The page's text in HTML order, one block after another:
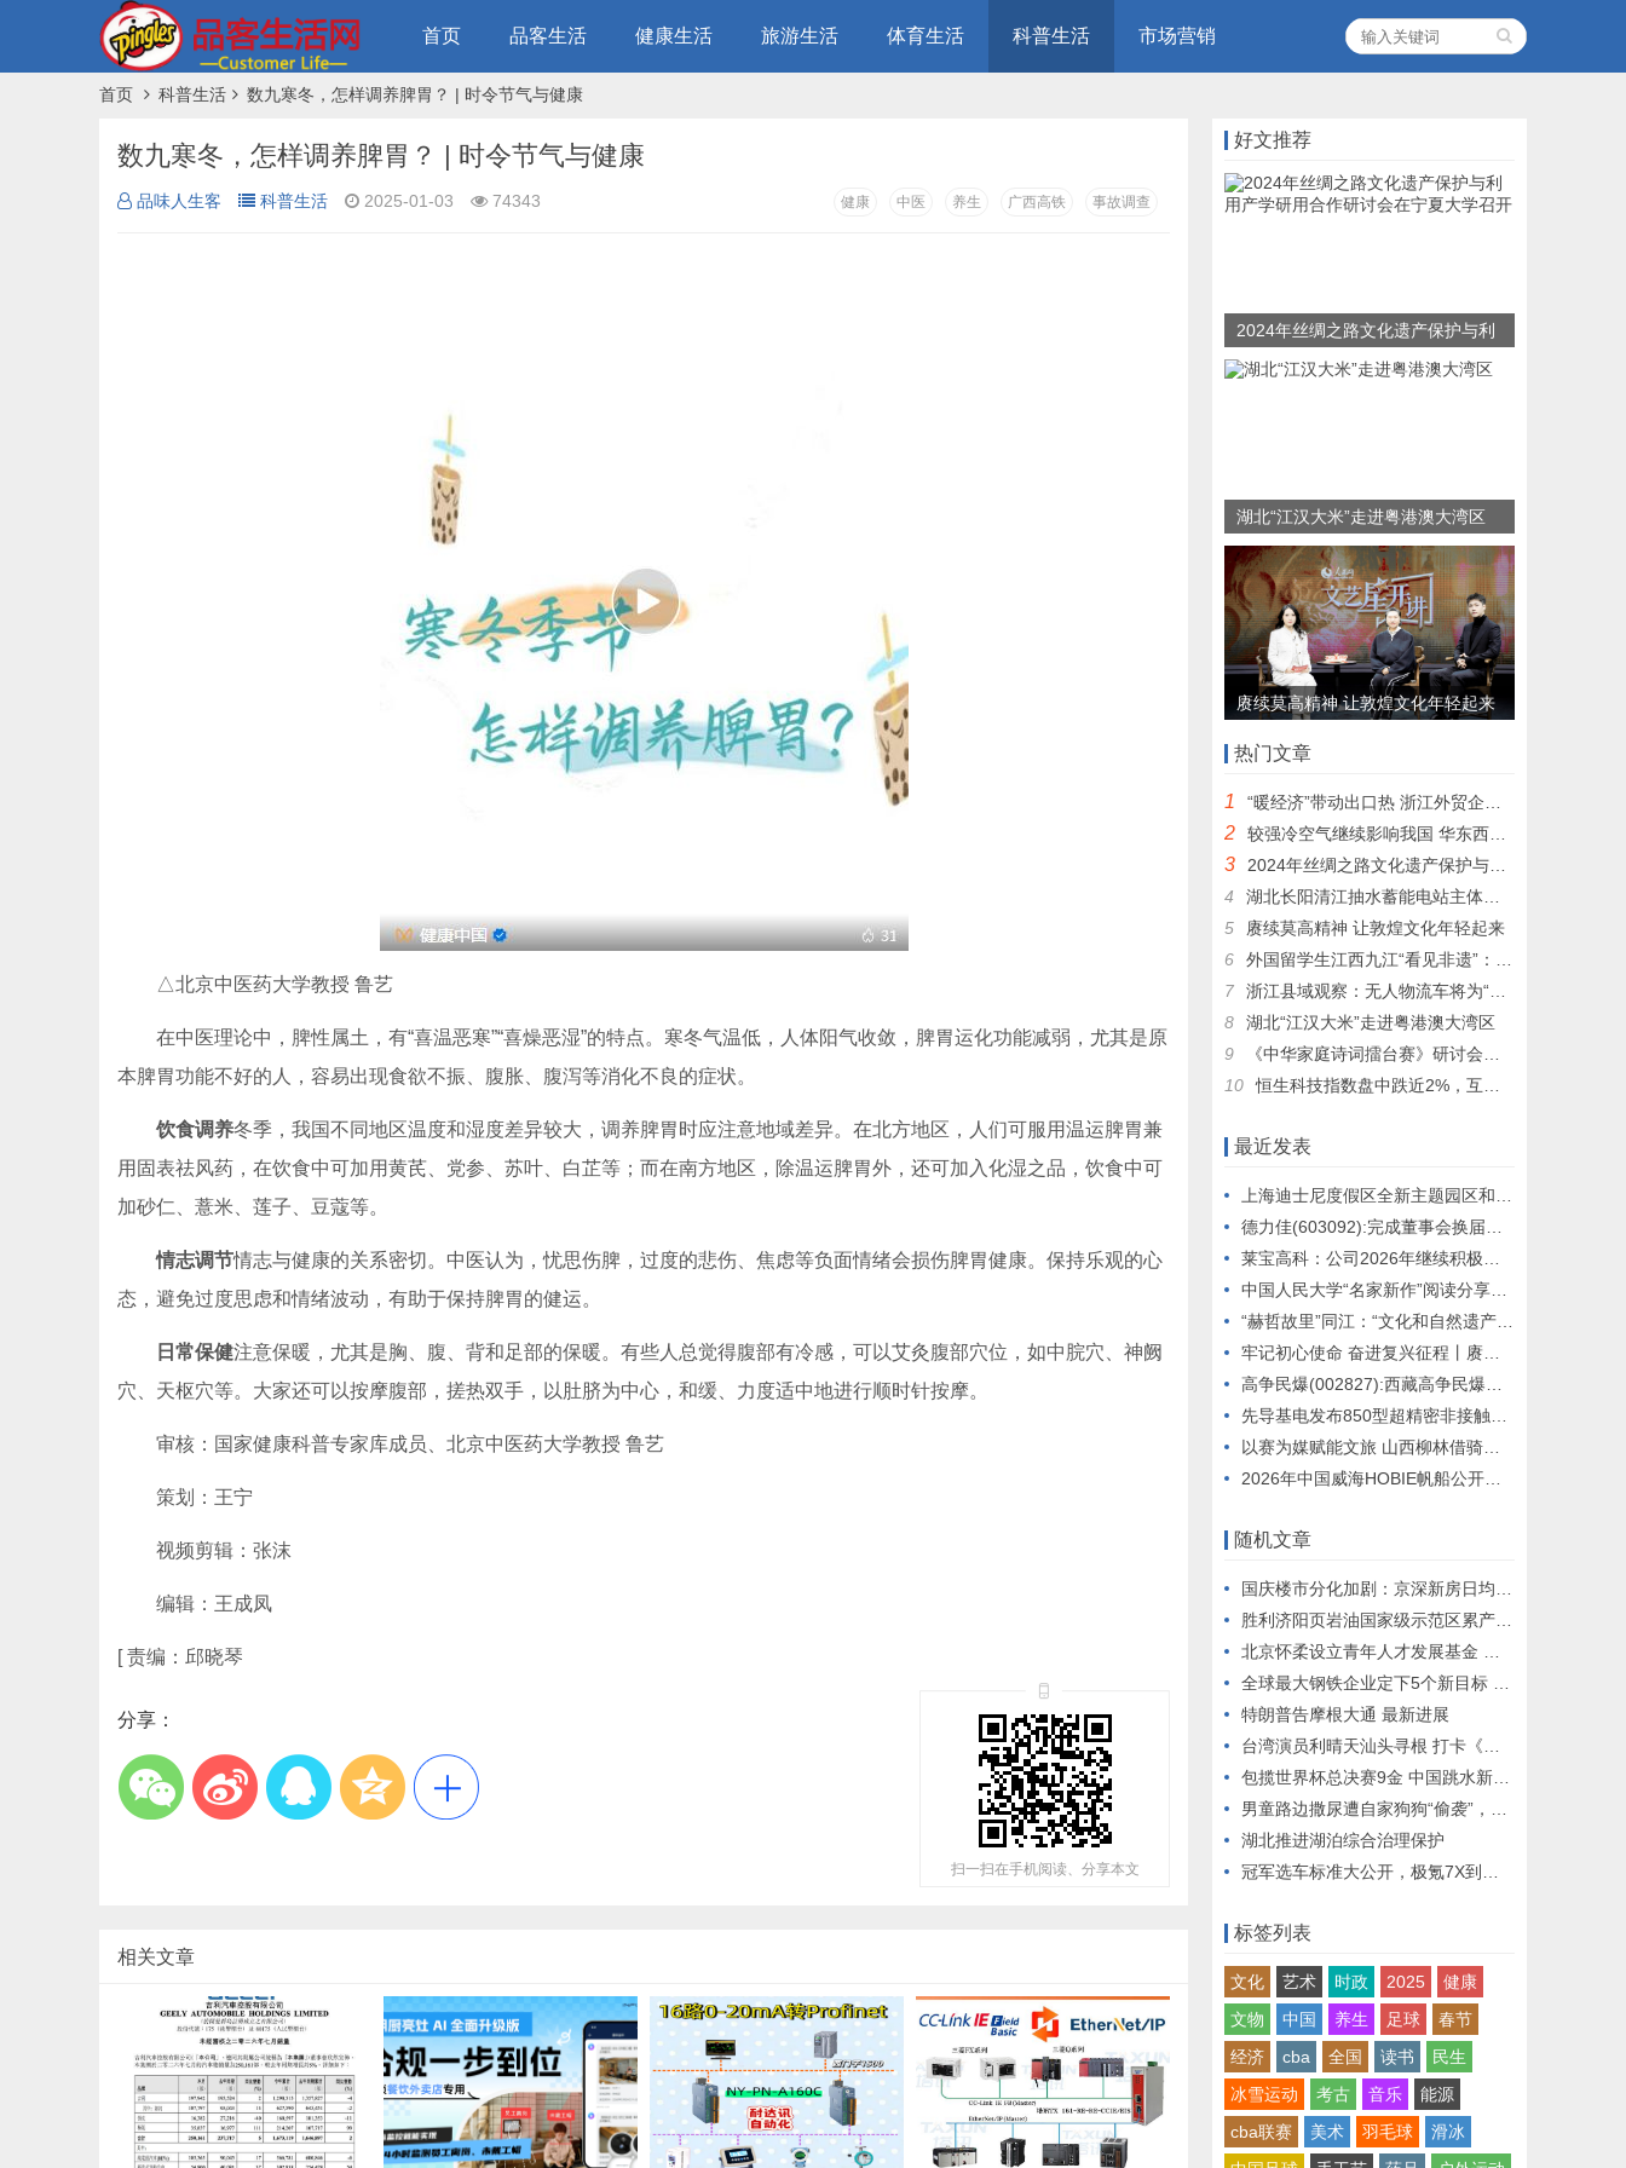
首页 品客生活 健康生活 旅游生活 体育生活 科普生活 市场营销
首页 科普生活 数九寒冬，怎样调养脾胃？ | 时令节气与健康
数九寒冬，怎样调养脾胃？ | 时令节气与健康
品味人生客 科普生活 2025-01-03 74343 健康 中医 养生 广西高铁 事故调查
△北京中医药大学教授 鲁艺
在中医理论中，脾性属土，有“喜温恶寒”“喜燥恶湿”的特点。寒冬气温低，人体阳气收敛，脾胃运化功能减弱，尤其是原
本脾胃功能不好的人，容易出现食欲不振、腹胀、腹泻等消化不良的症状。
饮食调养冬季，我国不同地区温度和湿度差异较大，调养脾胃时应注意地域差异。在北方地区，人们可服用温运脾胃兼
用固表祛风药，在饮食中可加用黄芪、党参、苏叶、白芷等；而在南方地区，除温运脾胃外，还可加入化湿之品，饮食中可
加砂仁、薏米、莲子、豆蔻等。
情志调节情志与健康的关系密切。中医认为，忧思伤脾，过度的悲伤、焦虑等负面情绪会损伤脾胃健康。保持乐观的心
态，避免过度思虑和情绪波动，有助于保持脾胃的健运。
日常保健注意保暖，尤其是胸、腹、背和足部的保暖。有些人总觉得腹部有冷感，可以艾灸腹部穴位，如中脘穴、神阙
穴、天枢穴等。大家还可以按摩腹部，搓热双手，以肚脐为中心，和缓、力度适中地进行顺时针按摩。
审核：国家健康科普专家库成员、北京中医药大学教授 鲁艺
策划：王宁
视频剪辑：张沫
编辑：王成凤
[责编：邱晓琴
分享：
扫一扫在手机阅读、分享本文
相关文章
好文推荐
2024年丝绸之路文化遗产保护与利
用产学研用合作研讨会在宁夏大学
湖北“江汉大米”走进粤港澳大湾区
赓续莫高精神 让敦煌文化年轻起来
热门文章
1 “暖经济”带动出口热 浙江外贸企业双十二赶单忙
2 较强冷空气继续影响我国 华东西南部分地区弱降水
3
2024年丝绸之路文化遗产保护与利用产学研用合作研讨会在宁夏大学召开
4
湖北长阳清江抽水蓄能电站主体工程开工
5
赓续莫高精神 让敦煌文化年轻起来
6
外国留学生江西九江“看见非遗”：学茶艺做陶瓷 感受非遗魅力
7
浙江县域观察：无人物流车将为“中国民营快递之乡”带来什么？
8
湖北“江汉大米”走进粤港澳大湾区
9
《中华家庭诗词擂台赛》研讨会在京举行
10
恒生科技指数盘中跌近2%，互联网巨头走低；有色金属活跃，半导体板块直线拉升
最近发表
上海迪士尼度假区全新主题园区和两座新酒店正在建设中
德力佳(603092):完成董事会换届选举及聘任高级管理人员和证券事务代表
莱宝高科：公司2026年继续积极推进玻璃基面板级封装载板技术和产品的深入开发和相关合作
中国人民大学“名家新作”阅读分享会启动 首场共读《敦煌变》
“赫哲故里”同江：“文化和自然遗产日”激活非遗新活力
牢记初心使命 奋进复兴征程丨赓续红色血脉 走好新时代长征路
高争民爆(002827):西藏高争民爆股份有限公司董事、高级管理人员离职管理制度
先导基电发布850型超精密非接触轮廓仪 打破高端光学检测壁垒
以赛为媒赋能文旅 山西柳林借骑行赛事擦亮沿黄文旅
2026年中国威海HOBIE帆船公开赛暨HOBIE16亚洲锦标赛举行
随机文章
国庆楼市分化加剧：京深新房日均成交量增长超两成 广杭同比降温
胜利济阳页岩油国家级示范区累产突破200万吨
北京怀柔设立青年人才发展基金 首期总规模1亿元
全球最大钢铁企业定下5个新目标 不只是进入世界一流企业名单
特朗普告摩根大通 最新进展
台湾演员利晴天汕头寻根 打卡《给阿嬷的情书》取景地
包揽世界杯总决赛9金 中国跳水新周期全力巩固优势
男童路边撒尿遭自家狗狗“偷袭”，从背后推下近2米的高坎，家长：孩子没受伤
湖北推进湖泊综合治理保护
冠军选车标准大公开，极氪7X到底强到哪里？
标签列表
文化 艺术 时政 2025
健康
文物
中国 养生 足球
春节
经济
cba 全国 读书
民生
冰雪运动
考古 音乐
能源
cba联赛
美术 羽毛球
滑冰